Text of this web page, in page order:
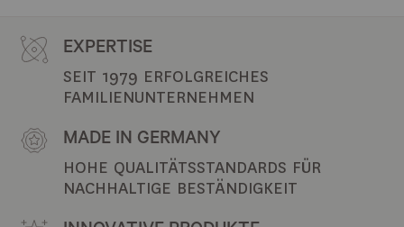
EXPERTISE
SEIT 1979 ERFOLGREICHES
FAMILIENUNTERNEHMEN
MADE IN GERMANY
HOHE QUALITÄTSSTANDARDS FÜR
NACHHALTIGE BESTÄNDIGKEIT